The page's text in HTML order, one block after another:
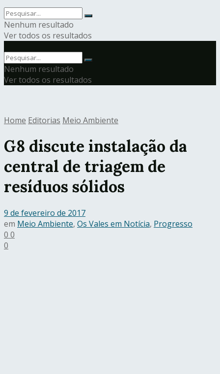
Nenhum resultado
Ver todos os resultados
Nenhum resultado
Ver todos os resultados
Home Editorias Meio Ambiente
G8 discute instalação da
central de triagem de
resíduos sólidos
9 de fevereiro de 2017
em Meio Ambiente, Os Vales em Notícia, Progresso
0 0
0